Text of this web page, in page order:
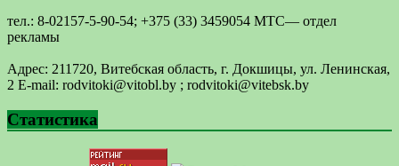
тел.: 8-02157-5-90-54; +375 (33) 3459054 МТС— отдел
рекламы
Адрес: 211720, Витебская область, г. Докшицы, ул. Ленинская,
2 E-mail: ​rodvitoki@​​vitobl​.by ; rodvitoki@vitebsk.by
Статистика